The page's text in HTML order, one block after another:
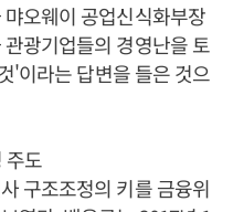
오웨이 공업신식화부장
광기업들의 경영난을 토
'이라는 답변을 들은 것으
도
구조조정의 키를 금융위